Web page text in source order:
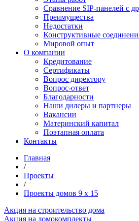
Сравнение SIP-панелей с
Преимущества
Недостатки
Конструктивные
Мировой опыт
О компании
Кредитование
Сертификаты
Вопрос директору
Вопрос-ответ
Благодарности
Наши дилеры и партнеры
Вакансии
Материнский капитал
Поэтапная оплата
Контакты
Главная
/
Проекты
/
Проекты домов 9 x 15
Акция на строительство дома
Акция на домокомплекты